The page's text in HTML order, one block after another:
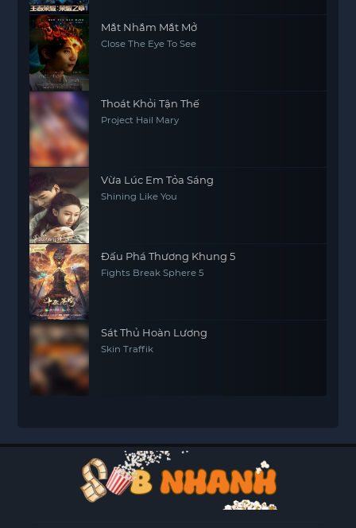
Mắt Nhắm Mắt Mở
Close The Eye To See
Thoát Khỏi Tận Thế
Project Hail Mary
Vừa Lúc Em Tỏa Sáng
Shining Like You
Đấu Phá Thương Khung 5
Fights Break Sphere 5
Sát Thủ Hoàn Lương
Skin Traffik